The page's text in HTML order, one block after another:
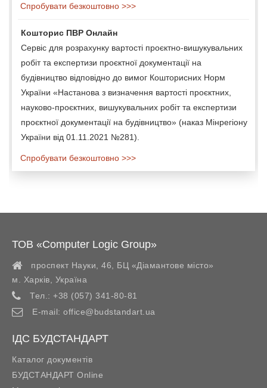
Спробувати безкоштовно >>>
Кошторис ПВР Онлайн
Сервіс для розрахунку вартості проєктно-вишукувальних
робіт та експертизи проєктної документації на
будівництво відповідно до вимог Кошторисних Норм
України «Настанова з визначення вартості проєктних,
науково-проєктних, вишукувальних робіт та експертизи
проєктної документації на будівництво» (наказ Мінрегіону
України від 01.11.2021 №281).
Спробувати безкоштовно >>>
ТОВ «Computer Logic Group»
проспект Науки, 46, БЦ «Діамантове місто»
м. Харків
Україна
Тел.: +38 (057) 341-80-81
E-mail: office@budstandart.ua
ІДС БУДСТАНДАРТ
Каталог документів
БУДСТАНДАРТ Online